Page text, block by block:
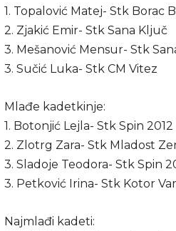
1. Topalović Matej- Stk Borac
2. Zjakić Emir- Stk Sana Ključ
3. Mešanović Mensur- Stk
3. Sučić Luka- Stk CM Vitez
Mlađe kadetkinje:
1. Botonjić Lejla- Stk Spin 2012
2. Zlotrg Zara- Stk Mladost
3. Sladoje Teodora- Stk Spin
3. Petković Irina- Stk Kotor
Najmlađi kadeti: